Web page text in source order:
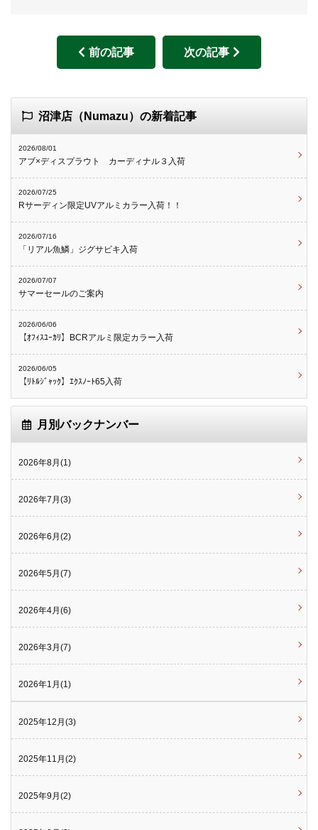
前の記事 次の記事
沼津店（Numazu）の新着記事
2026/08/01
アブ×ディスプラウト カーディナル３入荷
2026/07/25
Rサーディン限定UVアルミカラー入荷！！
2026/07/16
「リアル魚鱗」ジグサビキ入荷
2026/07/07
サマーセールのご案内
2026/06/06
【ｵﾌｨｽﾕｰｶﾘ】BCRアルミ限定カラー入荷
2026/06/05
【ﾘﾄﾙｼﾞｬｯｸ】ｴｸｽﾉｰﾄ65入荷
月別バックナンバー
2026年8月(1)
2026年7月(3)
2026年6月(2)
2026年5月(7)
2026年4月(6)
2026年3月(7)
2026年1月(1)
2025年12月(3)
2025年11月(2)
2025年9月(2)